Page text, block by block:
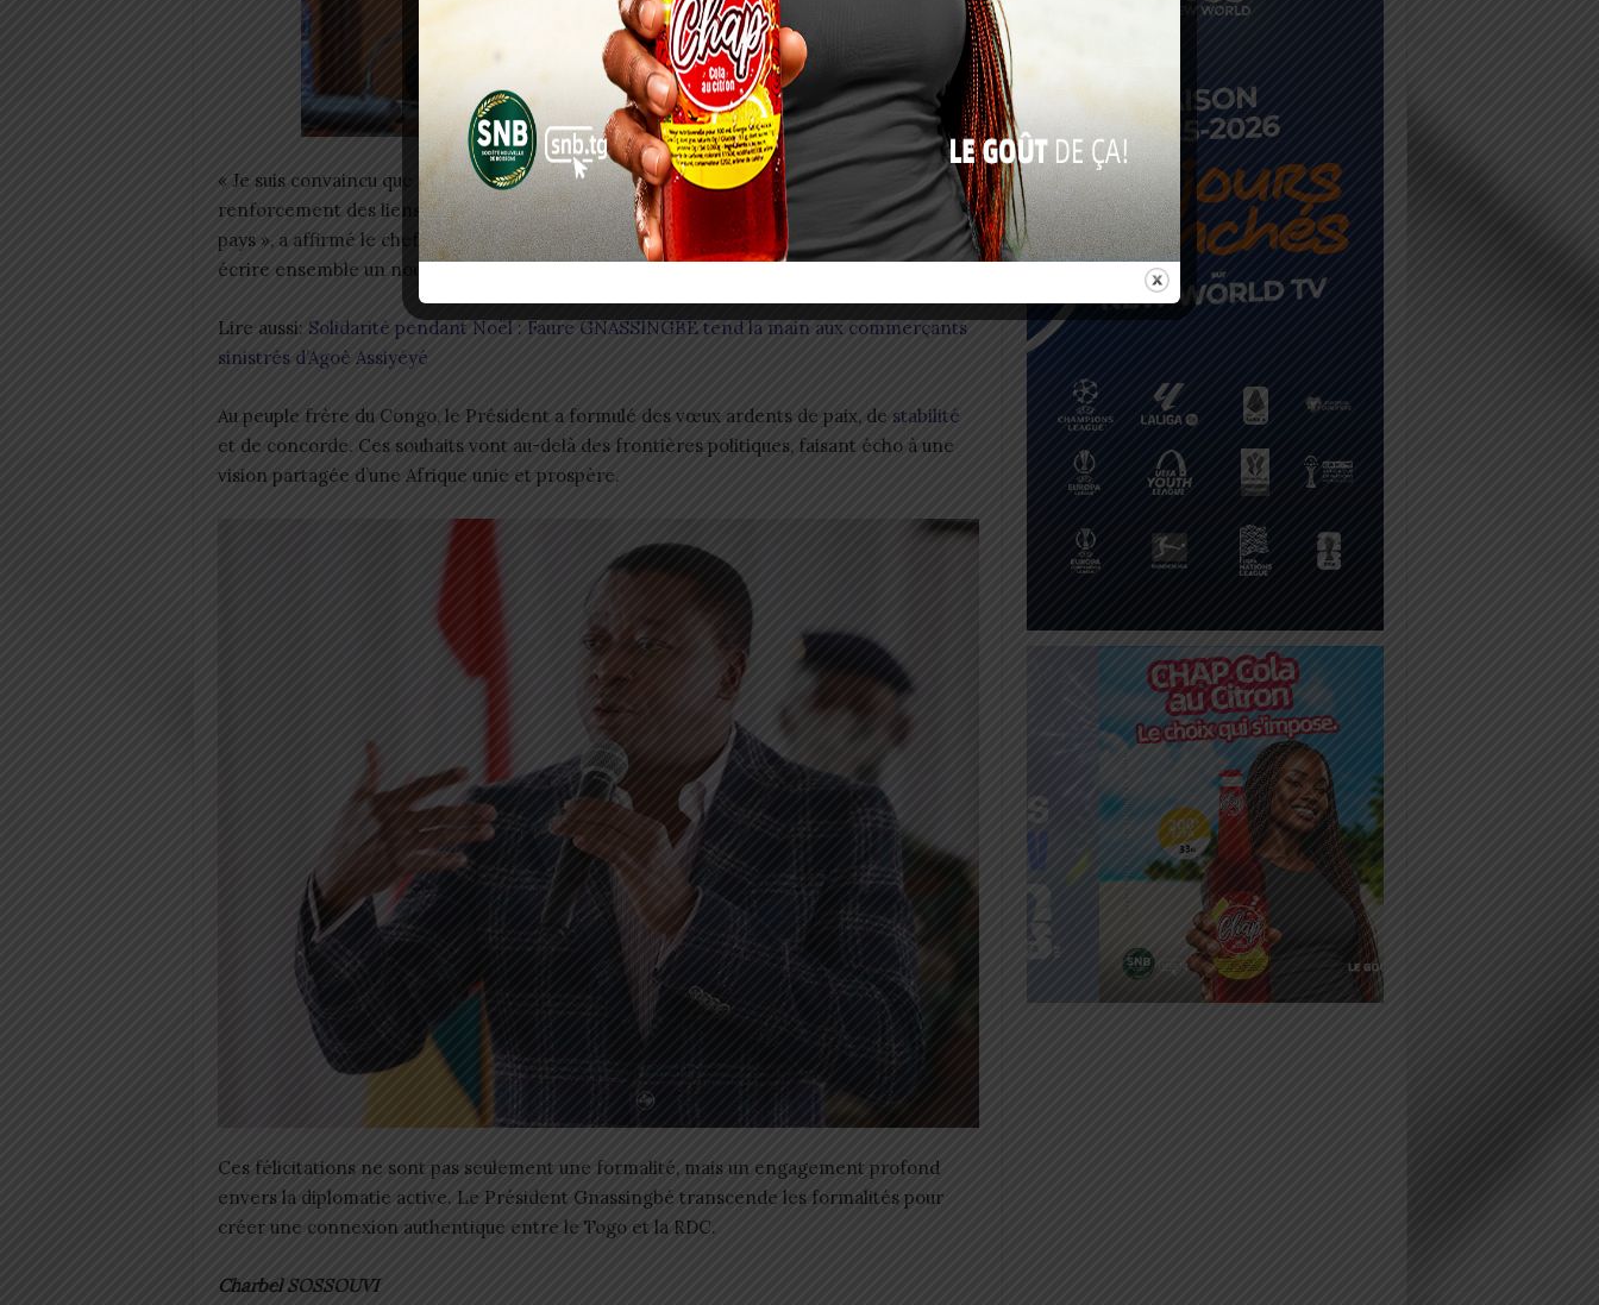
« Je suis convaincu que ce nouveau mandat nous offre l’opportunité de poursuivre le
renforcement des liens historiques d’amitié, de fraternité et de coopération entre nos
pays », a affirmé le chef d’Etat togolais. Ces mots résonnent comme une invitation à
écrire ensemble un nouveau chapitre de l’histoire africaine.
Lire aussi: Solidarité pendant Noël : Faure GNASSINGBE tend la main aux commerçants
sinistrés d’Agoè Assiyéyé
Au peuple frère du Congo, le Président a formulé des vœux ardents de paix, de stabilité
et de concorde. Ces souhaits vont au-delà des frontières politiques, faisant écho à une
vision partagée d’une Afrique unie et prospère.
Ces félicitations ne sont pas seulement une formalité, mais un engagement profond
envers la diplomatie active. Le Président Gnassingbé transcende les formalités pour
créer une connexion authentique entre le Togo et la RDC.
Charbel SOSSOUVI